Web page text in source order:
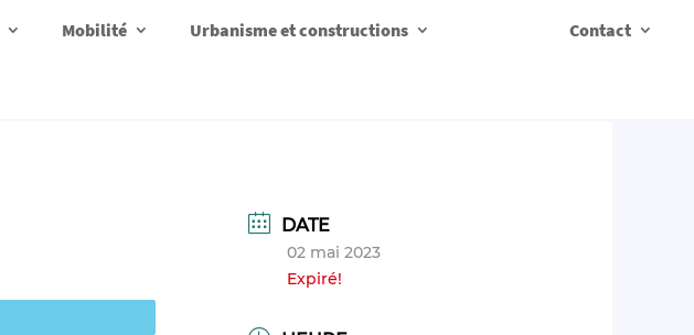
Mobilité Urbanisme et constructions Contact
DATE
02 mai 2023
Expiré!